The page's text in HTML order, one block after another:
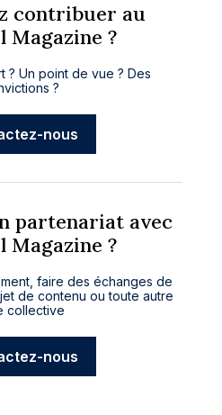
contribuer au
Magazine ?
? Un point de vue ? Des
?
nous
partenariat avec
Magazine ?
faire des échanges de
de contenu ou toute autre
collective
nous